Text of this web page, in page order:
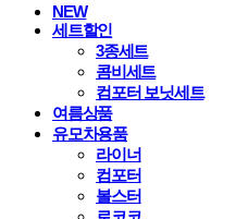
NEW
세트할인
3종세트
콤비세트
컴포터 보닛세트
여름상품
유모차용품
라이너
컴포터
볼스터